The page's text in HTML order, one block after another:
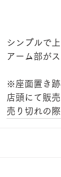
シンプルで
アーム部が
※座面置き跡
店頭にて販
売り切れの